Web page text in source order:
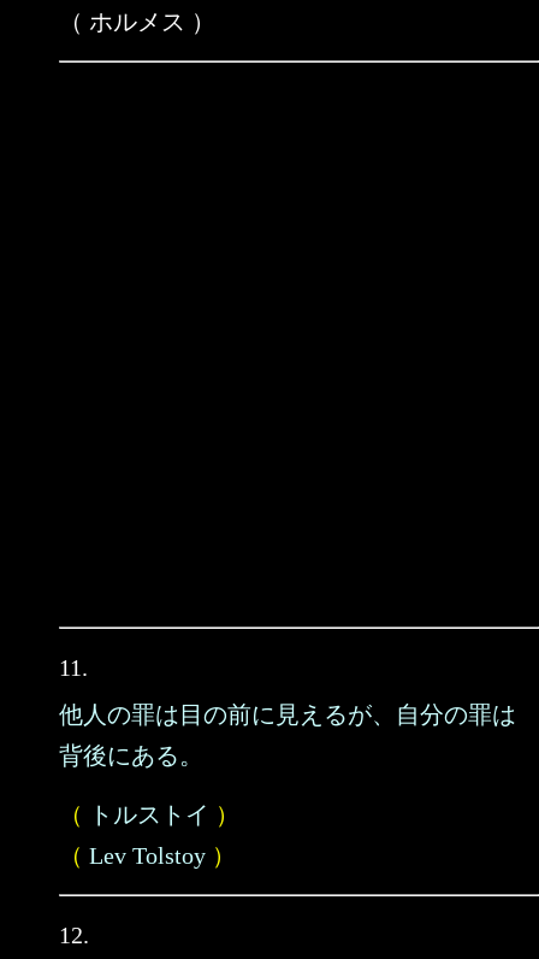
（ ホルメス ）
11.
他人の罪は目の前に見えるが、自分の罪は
背後にある。
（ トルストイ ）
（ Lev Tolstoy ）
12.